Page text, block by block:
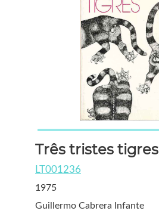
Três tristes tigres
LT001236
1975
Guillermo Cabrera Infante